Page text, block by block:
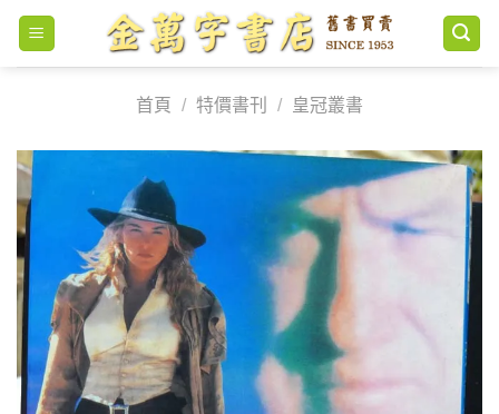
Skip
content
首頁
/ 特價書刊 / 皇冠叢書